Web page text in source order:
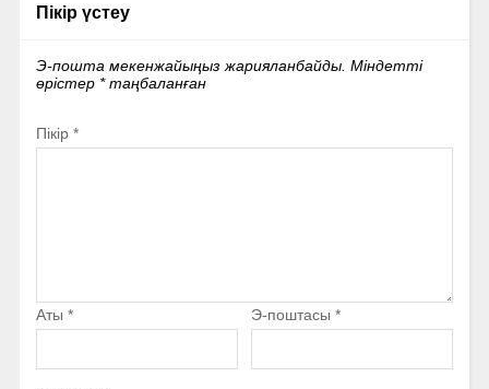
Пікір үстеу
Э-пошта мекенжайыңыз жарияланбайды. Міндетті
өрістер *таңбаланған
Пікір *
Аты * Э-поштасы *